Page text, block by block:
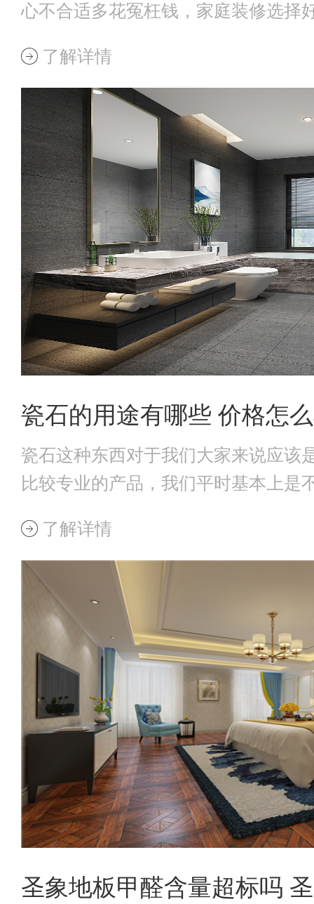
心不合适多花冤枉钱，家庭装修选择
了解详情
瓷石的用途有哪些 价格怎
瓷石这种东西对于我们大家来说应该
比较专业的产品，我们平时基本上是
了解详情
圣象地板甲醛含量超标吗